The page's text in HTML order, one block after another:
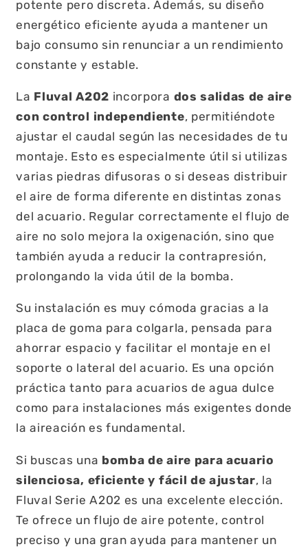
potente pero discreta. Además, su diseño
energético eficiente ayuda a mantener un
bajo consumo sin renunciar a un rendimiento
constante y estable.
La Fluval A202 incorpora dos salidas de aire
con control independiente, permitiéndote
ajustar el caudal según las necesidades de tu
montaje. Esto es especialmente útil si utilizas
varias piedras difusoras o si deseas distribuir
el aire de forma diferente en distintas zonas
del acuario. Regular correctamente el flujo de
aire no solo mejora la oxigenación, sino que
también ayuda a reducir la contrapresión,
prolongando la vida útil de la bomba.
Su instalación es muy cómoda gracias a la
placa de goma para colgarla, pensada para
ahorrar espacio y facilitar el montaje en el
soporte o lateral del acuario. Es una opción
práctica tanto para acuarios de agua dulce
como para instalaciones más exigentes donde
la aireación es fundamental.
Si buscas una bomba de aire para acuario
silenciosa, eficiente y fácil de ajustar, la
Fluval Serie A202 es una excelente elección.
Te ofrece un flujo de aire potente, control
preciso y una gran ayuda para mantener un